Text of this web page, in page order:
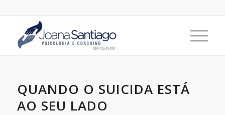
QUANDO O SUICIDA ESTÁ
AO SEU LADO